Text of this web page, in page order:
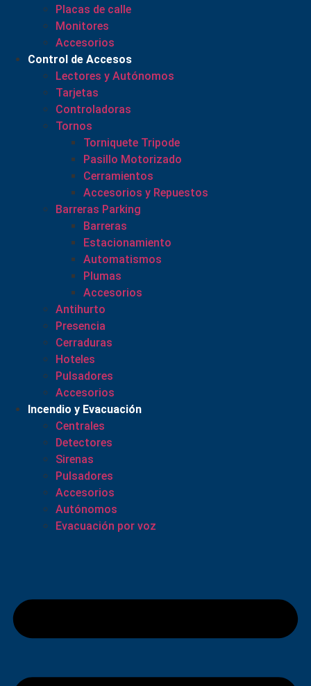
Placas de calle
Monitores
Accesorios
Control de Accesos
Lectores y Autónomos
Tarjetas
Controladoras
Tornos
Torniquete Tripode
Pasillo Motorizado
Cerramientos
Accesorios y Repuestos
Barreras Parking
Barreras
Estacionamiento
Automatismos
Plumas
Accesorios
Antihurto
Presencia
Cerraduras
Hoteles
Pulsadores
Accesorios
Incendio y Evacuación
Centrales
Detectores
Sirenas
Pulsadores
Accesorios
Autónomos
Evacuación por voz